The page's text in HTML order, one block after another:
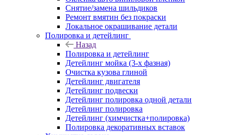
Снятие/замена шильдиков
Ремонт вмятин без покраски
Локальное окрашивание детали
Полировка и детейлинг
Назад
Полировка и детейлинг
Детейлинг мойка (3-х фазная)
Очистка кузова глиной
Детейлинг двигателя
Детейлинг подвески
Детейлинг полировка одной детали
Детейлинг полировка
Детейлинг (химчистка+полировка)
Полировка декоративных вставок